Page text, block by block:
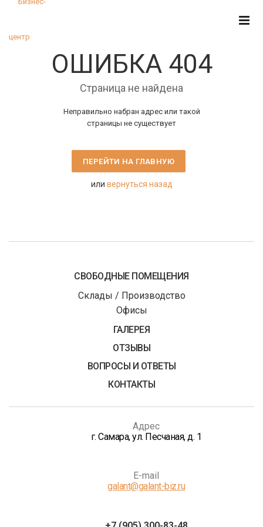
ОШИБКА 404
Страница не найдена
Неправильно набран адрес или такой
страницы не существует
ПЕРЕЙТИ НА ГЛАВНУЮ
или вернуться назад
СВОБОДНЫЕ ПОМЕЩЕНИЯ
Склады / Производство
Офисы
ГАЛЕРЕЯ
ОТЗЫВЫ
ВОПРОСЫ И ОТВЕТЫ
КОНТАКТЫ
Адрес
г. Самара, ул. Песчаная, д. 1
E-mail
galant@galant-biz.ru